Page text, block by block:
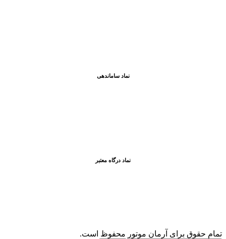
نماد ساماندهی
نماد درگاه معتبر
تمام حقوق برای آرمان موتور محفوظ است.